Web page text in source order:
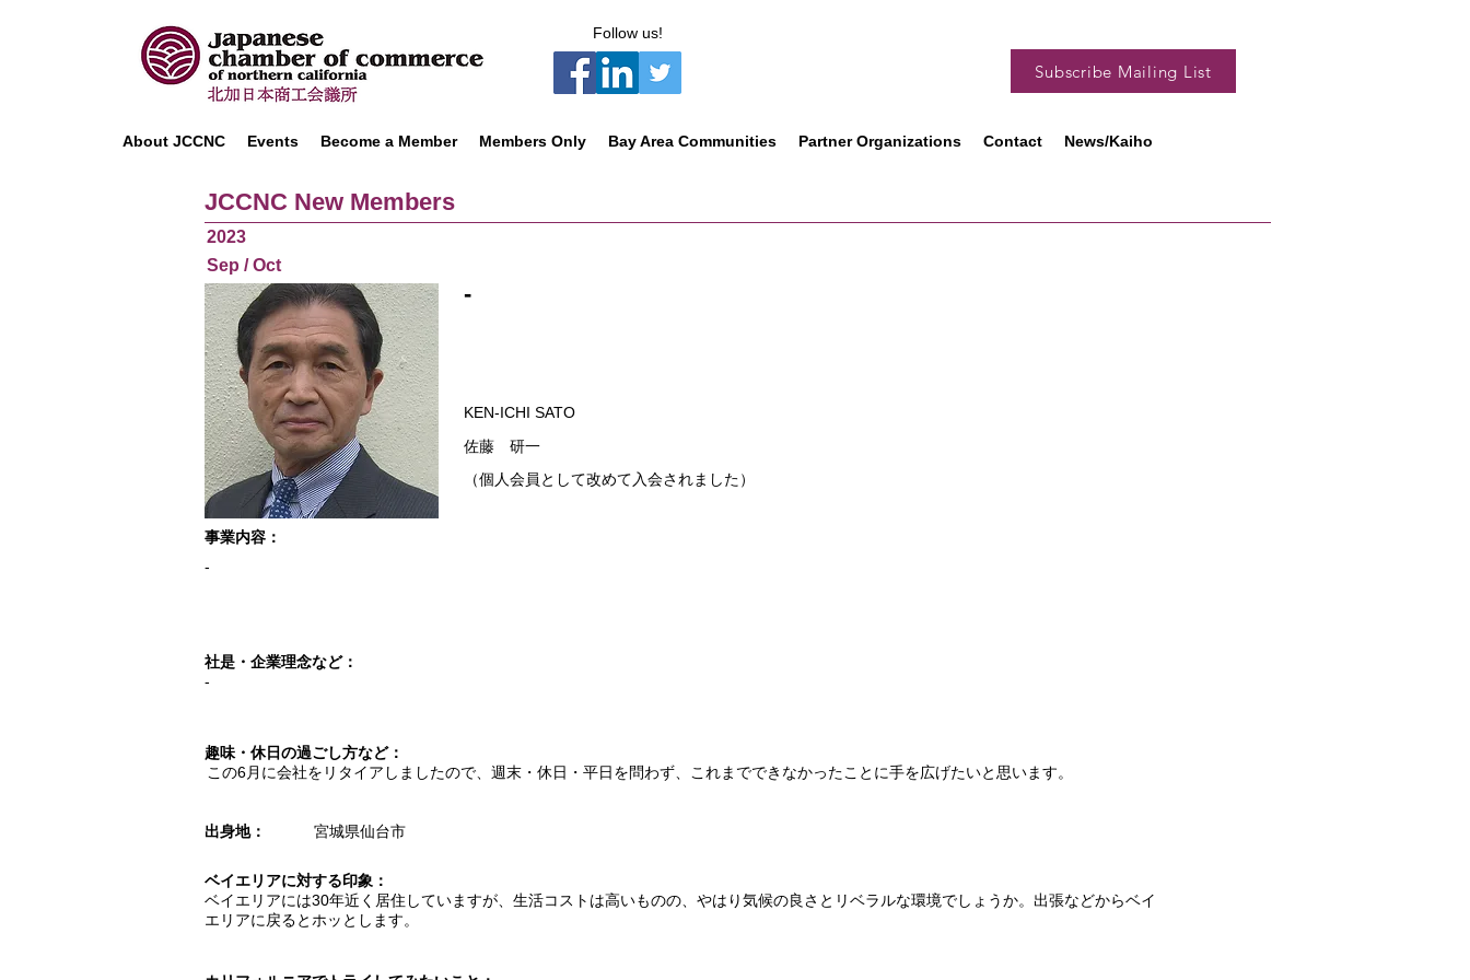
Follow us!
Subscribe Mailing List
About JCCNC Events Become a Member Members Only Bay Area Communities Partner Organizations Contact News/Kaiho
JCCNC New Members
2023
-
KEN-ICHI SATO
佐藤 研一
（個人会員として改めて入会されました）
​事業内容：
-
​社是・企業理念など：
-
趣味・休日の過ごし方など：
この6月に会社をリタイアしましたので、週末・休日・平日を問わず、これまでできなかったことに手を広げたいと思います。
出身地： 宮城県仙台市
ベイエリアに対する印象：
ベイエリアには30年近く居住していますが、生活コストは高いものの、やはり気候の良さとリベラルな環境でしょうか。出張などからベイ
エリアに戻るとホッとします。
Sep / Oct